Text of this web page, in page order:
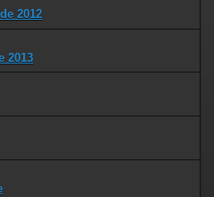
2012
2013